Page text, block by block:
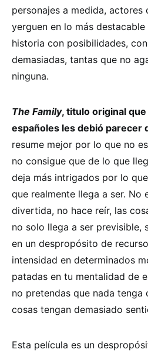
personajes a medida, actores
yerguen en lo más
historia con posibilidades,
demasiadas, tantas que no
ninguna.
The Family, titulo original
españoles les debió parecer
resume mejor por lo que no
no consigue que de lo que
deja más intrigados por lo
que realmente llega a ser. No
divertida, no hace reír, las
no solo llega a ser previsible,
en un despropósito de
intensidad en determinados
patadas en tu mentalidad de
no pretendas que nada tenga
cosas tengan demasiado
Esta película es un